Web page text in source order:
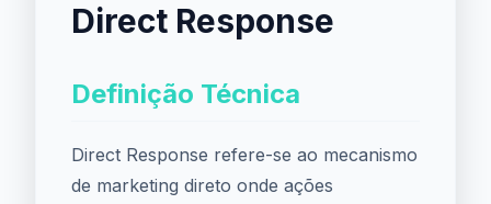
Direct Response
Definição Técnica
Direct Response refere-se ao mecanismo
de marketing direto onde ações